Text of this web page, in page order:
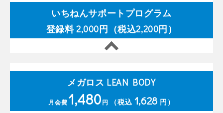
いちねんサポートプログラム
登録料 2,000円（税込2,200円）
メガロス LEAN BODY
月会費1,480円 （税込 1,628 円）